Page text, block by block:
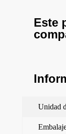
Este
Unidad